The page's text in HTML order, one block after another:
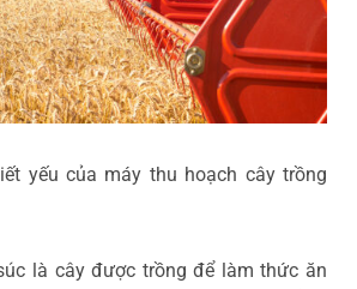
yếu của máy thu hoạch cây trồng
là cây được trồng để làm thức ăn